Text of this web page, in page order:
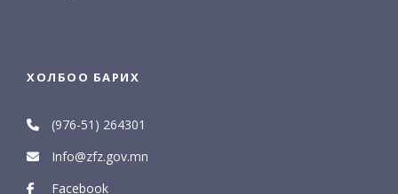
ХОЛБОО БАРИХ
(976-51) 264301
Info@zfz.gov.mn
Facebook